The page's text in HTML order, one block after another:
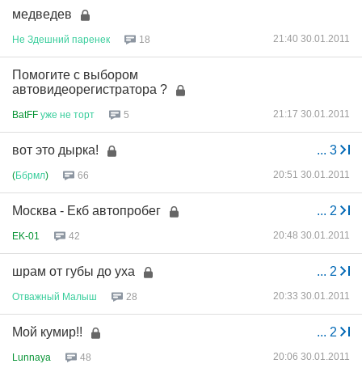
медведев
Не Здешний паренек 18 21:40 30.01.2011
Помогите с выбором
автовидеорегистратора ?
BatFF уже не торт 5 21:17 30.01.2011
... 3
вот это дырка!
(Ббрмл) 66 20:51 30.01.2011
... 2
Москва - Екб автопробег
EK-01 42 20:48 30.01.2011
... 2
шрам от губы до уха
Отважный Малыш 28 20:33 30.01.2011
... 2
Мой кумир!!
Lunnaya 48 20:06 30.01.2011